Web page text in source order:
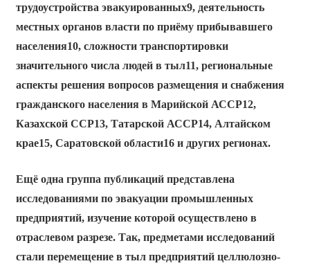
трудоустройства эвакуированных9, деятельность
местных органов власти по приёму прибывавшего
населения10, сложности транспортировки
значительного числа людей в тыл11, региональные
аспекты решения вопросов размещения и снабжения
гражданского населения в Марийской АССР12,
Казахской ССР13, Татарской АССР14, Алтайском
крае15, Саратовской области16 и других регионах.
Ещё одна группа публикаций представлена
исследованиями по эвакуации промышленных
предприятий, изучение которой осуществлено в
отраслевом разрезе. Так, предметами исследований
стали перемещение в тыл предприятий целлюлозно-